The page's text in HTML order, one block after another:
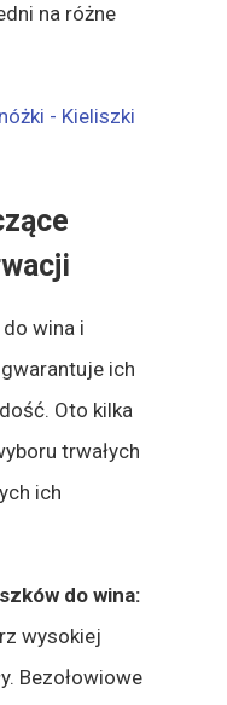
na różne
wina i
ich
Oto kilka
trwałych
ich
do wina:
wysokiej
Bezołowiowe